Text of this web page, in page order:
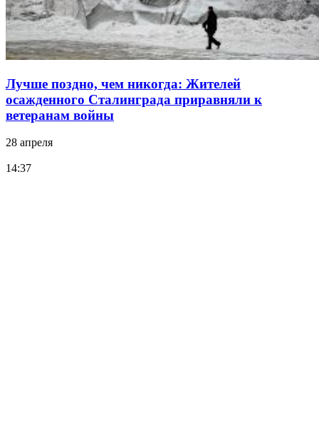
Лучше поздно, чем никогда: Жителей
осажденного Сталинграда приравняли к
ветеранам войны
28 апреля
14:37